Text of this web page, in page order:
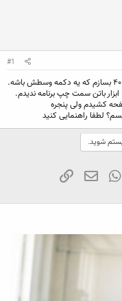
#1
سلام. تازه کارم. با برنامه flash5 میخوام یه صفحه ۴۰ در ۴۰ بسازم که یه دکمه وسطش باشه.
باتن سمت چپ برنامه ندیدم.
کشیدم ولی پنجره
لطفا راهنمایی کنید
شوید.
WhatsApp
ایمیل